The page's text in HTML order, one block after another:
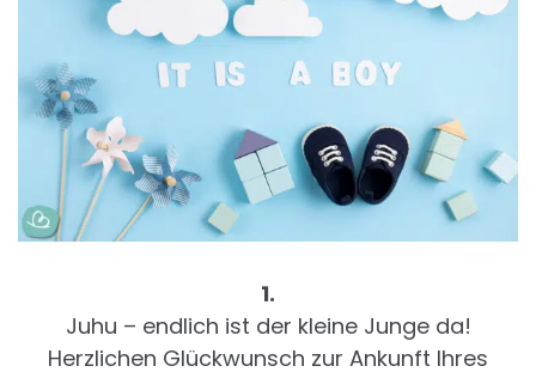
1.
Juhu – endlich ist der kleine Junge da!
Herzlichen Glückwunsch zur Ankunft Ihres